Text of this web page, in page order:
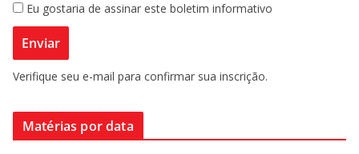
Eu gostaria de assinar este boletim informativo
Verifique seu e-mail para confirmar sua inscrição.
Matérias por data